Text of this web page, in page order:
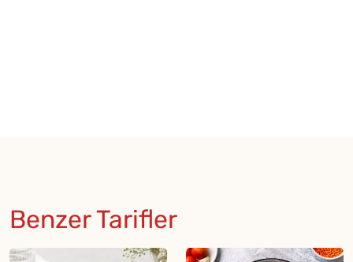
Benzer Tarifler